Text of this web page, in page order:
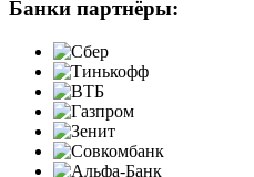
Банки партнёры: